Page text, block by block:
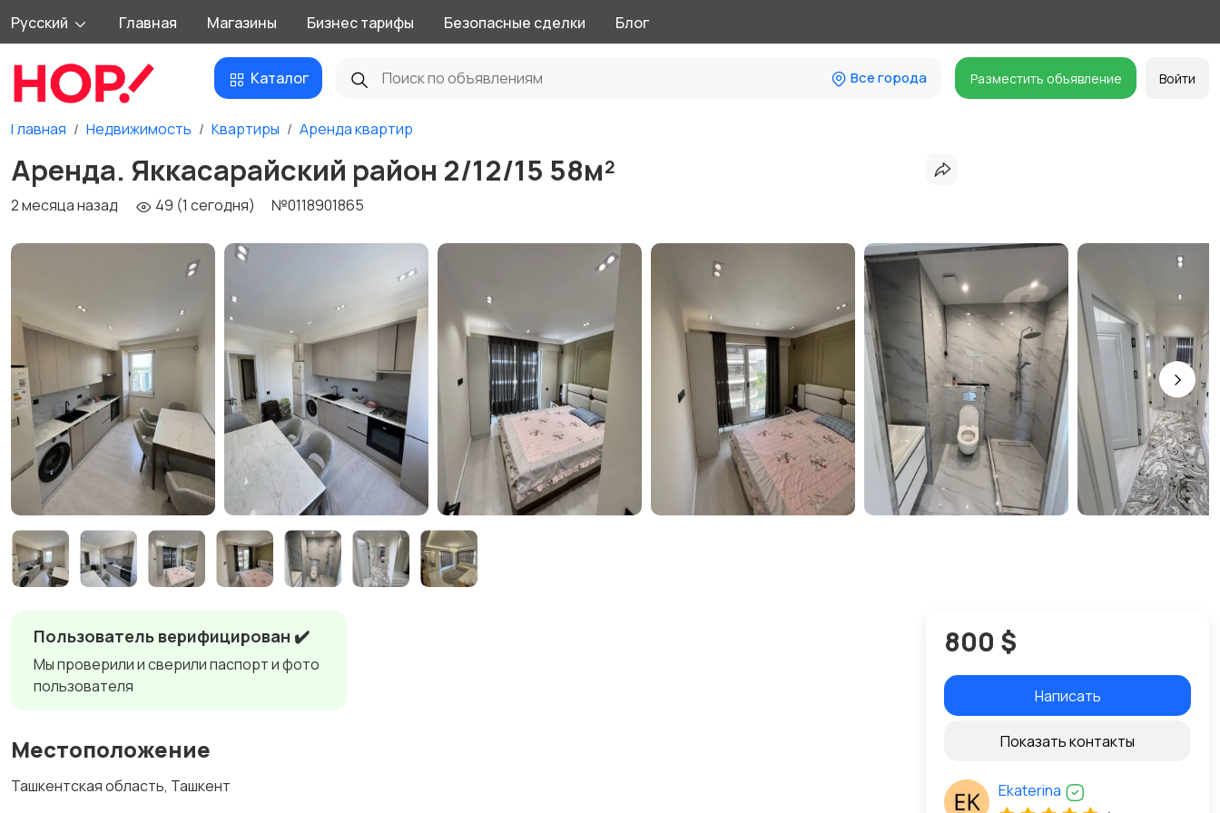
Русский Главная Магазины Бизнес тарифы Безопасные сделки Блог
Каталог Все города Разместить объявление Войти
Главная Недвижимость Квартиры Аренда квартир
Аренда. Яккасарайский район 2/12/15 58м²
2 месяца назад 49 (1 сегодня) №0118901865
Пользователь верифицирован ✔️
Мы проверили и сверили паспорт и фото
пользователя
Местоположение
Ташкентская область, Ташкент
800 $
Написать
Показать контакты
Ekaterina